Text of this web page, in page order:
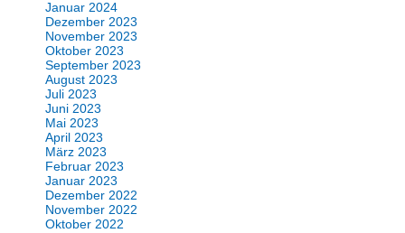
Januar 2024
Dezember 2023
November 2023
Oktober 2023
September 2023
August 2023
Juli 2023
Juni 2023
Mai 2023
April 2023
März 2023
Februar 2023
Januar 2023
Dezember 2022
November 2022
Oktober 2022